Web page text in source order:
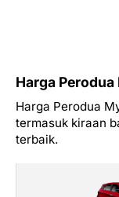
Harga
Harga Perodua
termasuk kiraan
terbaik.